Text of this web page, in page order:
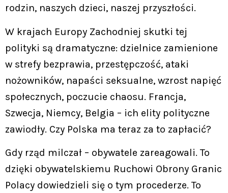
rodzin, naszych dzieci, naszej przyszłości.
W krajach Europy Zachodniej skutki tej
polityki są dramatyczne: dzielnice zamienione
w strefy bezprawia, przestępczość, ataki
nożowników, napaści seksualne, wzrost napięć
społecznych, poczucie chaosu. Francja,
Szwecja, Niemcy, Belgia – ich elity polityczne
zawiodły. Czy Polska ma teraz za to zapłacić?
Gdy rząd milczał – obywatele zareagowali. To
dzięki obywatelskiemu Ruchowi Obrony Granic
Polacy dowiedzieli się o tym procederze. To